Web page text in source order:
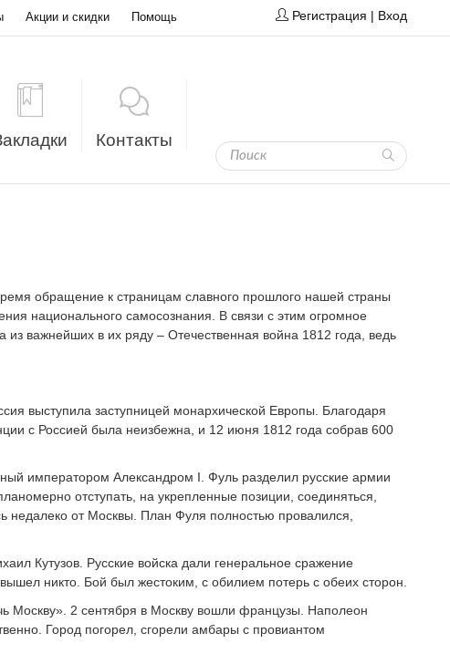
Акции и скидки Помощь Регистрация | Вход
Контакты
обращение к страницам славного прошлого нашей страны
национального самосознания. В связи с этим огромное
важнейших в их ряду – Отечественная война 1812 года, ведь
выступила заступницей монархической Европы. Благодаря
с Россией была неизбежна, и 12 июня 1812 года собрав 600
императором Александром I. Фуль разделил русские армии
отступать, на укрепленные позиции, соединяться,
недалеко от Москвы. План Фуля полностью провалился,
Кутузов. Русские войска дали генеральное сражение
никто. Бой был жестоким, с обилием потерь с обеих сторон.
Москву». 2 сентября в Москву вошли французы. Наполеон
Город погорел, сгорели амбары с провиантом